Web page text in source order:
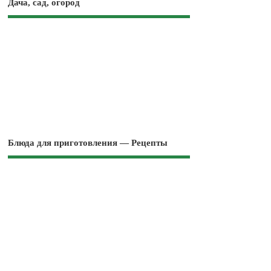
Дача, сад, огород
Блюда для приготовления — Рецепты